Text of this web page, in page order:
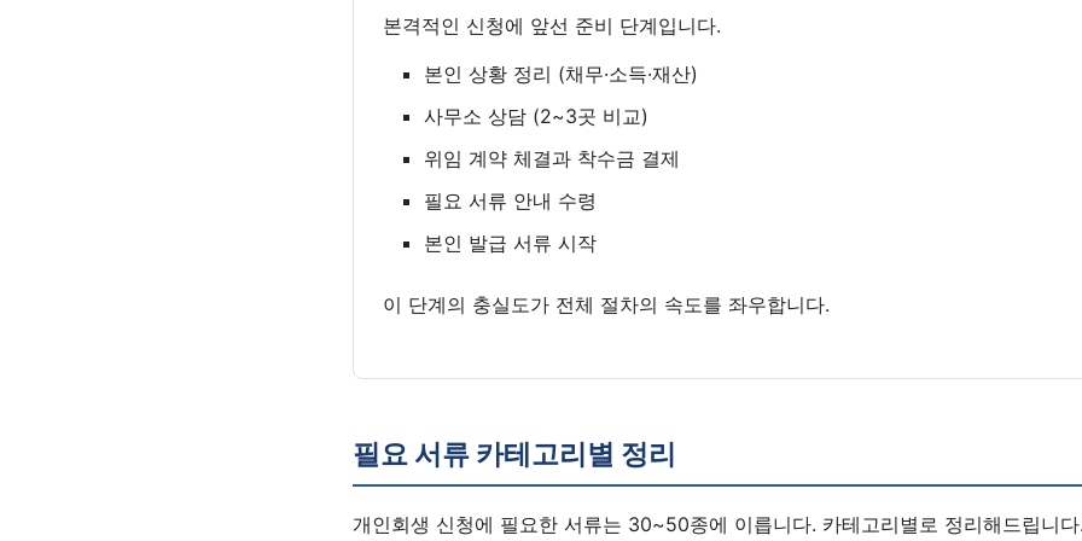
본격적인 신청에 앞선 준비 단계입니다.
본인 상황 정리 (채무·소득·재산)
사무소 상담 (2~3곳 비교)
위임 계약 체결과 착수금 결제
필요 서류 안내 수령
본인 발급 서류 시작
이 단계의 충실도가 전체 절차의 속도를 좌우합니다.
필요 서류 카테고리별 정리
개인회생 신청에 필요한 서류는 30~50종에 이릅니다. 카테고리별로 정리해드립니